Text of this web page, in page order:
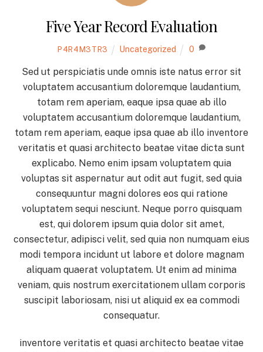
Five Year Record Evaluation
P4R4M3TR3 Uncategorized 0
Sed ut perspiciatis unde omnis iste natus error sit
voluptatem accusantium doloremque laudantium,
totam rem aperiam, eaque ipsa quae ab illo
voluptatem accusantium doloremque laudantium,
totam rem aperiam, eaque ipsa quae ab illo inventore
veritatis et quasi architecto beatae vitae dicta sunt
explicabo. Nemo enim ipsam voluptatem quia
voluptas sit aspernatur aut odit aut fugit, sed quia
consequuntur magni dolores eos qui ratione
voluptatem sequi nesciunt. Neque porro quisquam
est, qui dolorem ipsum quia dolor sit amet,
consectetur, adipisci velit, sed quia non numquam eius
modi tempora incidunt ut labore et dolore magnam
aliquam quaerat voluptatem. Ut enim ad minima
veniam, quis nostrum exercitationem ullam corporis
suscipit laboriosam, nisi ut aliquid ex ea commodi
consequatur.
inventore veritatis et quasi architecto beatae vitae